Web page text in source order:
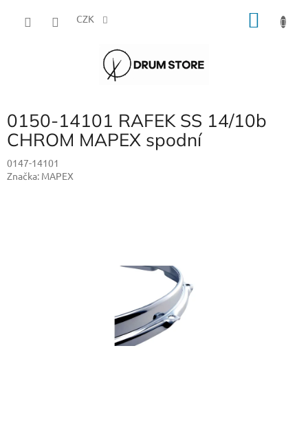
CZK
0150-14101 RAFEK SS 14/10b
CHROM MAPEX spodní
0147-14101
Značka: MAPEX